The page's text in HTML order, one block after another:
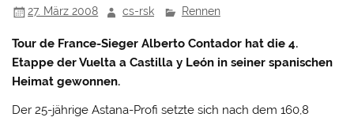
27. März 2008 cs-rsk Rennen
Tour de France-Sieger Alberto Contador hat die 4.
Etappe der Vuelta a Castilla y León in seiner spanischen
Heimat gewonnen.
Der 25-jährige Astana-Profi setzte sich nach dem 160,8